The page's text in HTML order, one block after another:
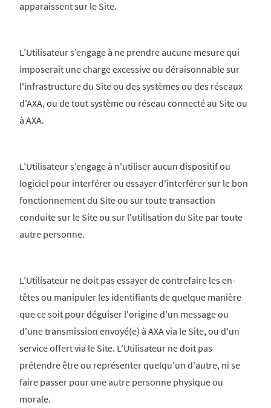
apparaissent sur le Site.
L’Utilisateur s’engage à ne prendre aucune mesure qui
imposerait une charge excessive ou déraisonnable sur
l'infrastructure du Site ou des systèmes ou des réseaux
d'AXA, ou de tout système ou réseau connecté au Site ou
à AXA.
L’Utilisateur s’engage à n'utiliser aucun dispositif ou
logiciel pour interférer ou essayer d'interférer sur le bon
fonctionnement du Site ou sur toute transaction
conduite sur le Site ou sur l'utilisation du Site par toute
autre personne.
L’Utilisateur ne doit pas essayer de contrefaire les en-
têtes ou manipuler les identifiants de quelque manière
que ce soit pour déguiser l'origine d'un message ou
d'une transmission envoyé(e) à AXA via le Site, ou d'un
service offert via le Site. L’Utilisateur ne doit pas
prétendre être ou représenter quelqu'un d'autre, ni se
faire passer pour une autre personne physique ou
morale.